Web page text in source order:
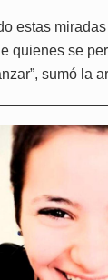
estas
quienes se
sumó la